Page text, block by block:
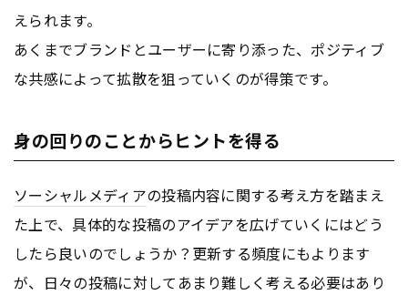
えられます。
あくまでブランドとユーザーに寄り添った、ポジティブ
な共感によって拡散を狙っていくのが得策です。
身の回りのことからヒントを得る
ソーシャルメディアの投稿内容に関する考え方を踏まえ
た上で、具体的な投稿のアイデアを広げていくにはどう
したら良いのでしょうか？更新する頻度にもよります
が、日々の投稿に対してあまり難しく考える必要はあり